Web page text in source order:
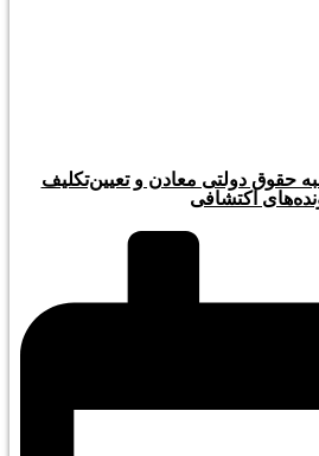
حقوق دولتی معادن و تعیین‌تکلیف
اکتشافی